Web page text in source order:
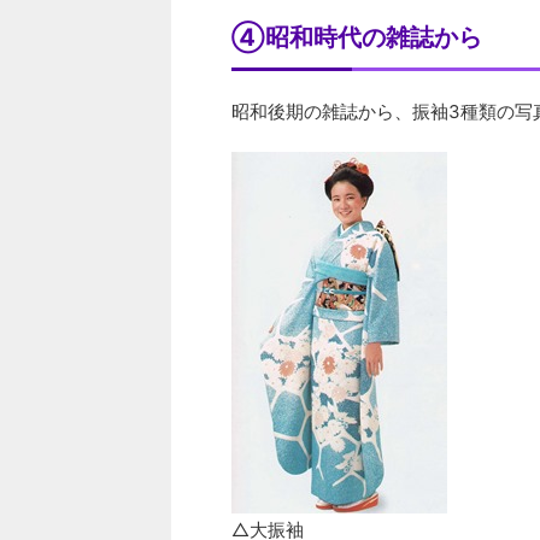
④昭和時代の雑誌から
昭和後期の雑誌から、振袖3種類の写
△大振袖